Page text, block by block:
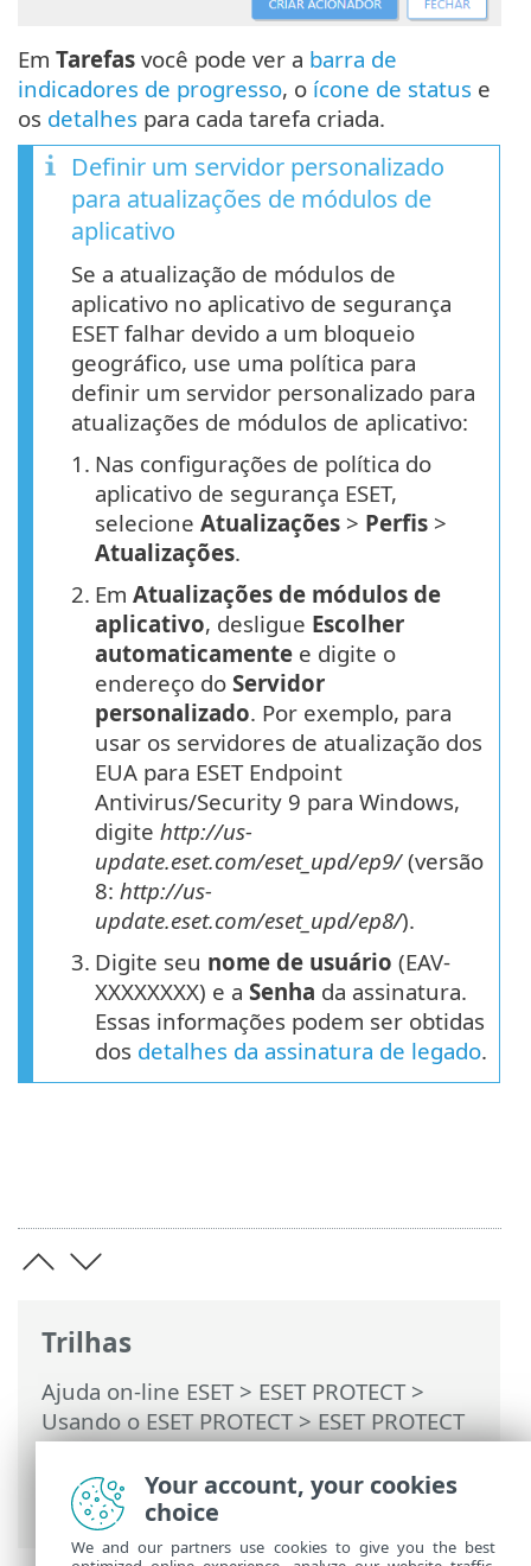
Trilhas
Ajuda on-line ESET> ESET PROTECT>
Usando o ESET PROTECT>ESET PROTECT
Menu principal>Tarefas>Tarefas de
cliente> Atualização dos módulos do
aplicativo
Em Tarefas você pode ver a barra de
indicadores de progresso, o ícone de status e
os detalhes para cada tarefa criada.
Definir um servidor personalizado
para atualizações de módulos de
aplicativo
Se a atualização de módulos de
aplicativo no aplicativo de segurança
ESET falhar devido a um bloqueio
geográfico, use uma política para
definir um servidor personalizado para
atualizações de módulos de aplicativo:
1. Nas configurações de política do
aplicativo de segurança ESET,
selecione Atualizações > Perfis >
Atualizações.
2. Em Atualizações de módulos de
aplicativo, desligue Escolher
automaticamente e digite o
endereço do Servidor
personalizado. Por exemplo, para
usar os servidores de atualização dos
EUA para ESET Endpoint
Antivirus/Security 9 para Windows,
digite http://us-
update.eset.com/eset_upd/ep9/(versão
8: http://us-
update.eset.com/eset_upd/ep8/).
3. Digite seu nome de usuário (EAV-
XXXXXXXX) e a Senha da assinatura.
Essas informações podem ser obtidas
dos detalhes da assinatura de legado.
Your account, your cookies
choice
We and our partners use cookies to give you the best